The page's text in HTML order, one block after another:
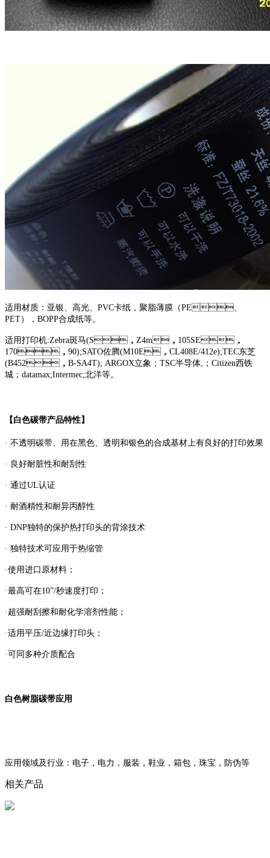
适用材质：亚银、高光、PVC卡纸，聚脂薄膜（PE、
PET），BOPP合成纸等。
适用打印机:Zebra斑马(S，Z4m，105SE，
170，90);SATO佐腾(M10E，CL408E/412e);TEC东芝
(B452，B-SA4T); ARGOX立象；TSC半导体,；Citizen西铁
城；datamax;Intermec;北洋等。
【白色碳带产品特性】
· 不透明碳带、用在黑色、透明和银色的合成基材上有良好的打印效果
· 良好耐脏性和耐刮性
· 通过UL认证
· 耐酒精性和耐异丙醇性
· DNP独特的保护热打印头的背涂技术
· 独特技术可应用于热缩管
·使用进口原材料；
·最高可在10”/秒速度打印；
·超强耐刮擦和耐化学溶剂性能；
·适用平压/近边缘打印头；
·可同多种介质配合
白色树脂碳带应用
应用领域及行业：电子，电力，服装，鞋业，箱包，珠宝，防伪等
相关产品